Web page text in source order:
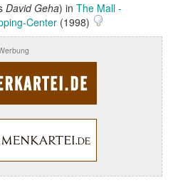
David Geha) in The Mall -
Center (1998)